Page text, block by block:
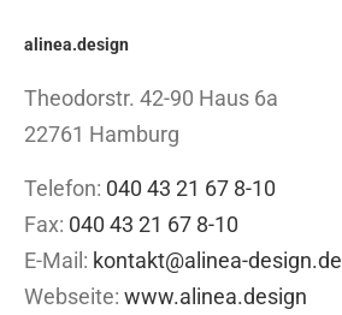
alinea.design
Theodorstr. 42-90 Haus 6a
22761 Hamburg
Telefon: 040 43 21 67 8-10
Fax: 040 43 21 67 8-10
E-Mail: kontakt@alinea-design.de
Webseite: www.alinea.design